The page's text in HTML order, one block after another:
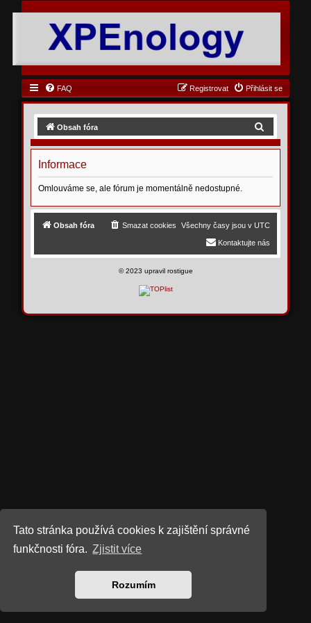
Tato stránka používá cookies k zajištění správné
funkčnosti fóra. Zjistit více
Rozumím
FAQ Přihlásit se
Registrovat
Obsah fóra
d
t
Informace
Omlouváme se, ale fórum je momentálně nedostupné.
Obsah fóra Všechny časy jsou v UTC
Smazat cookies
Kontaktujte nás
©2023 upravil rostigue